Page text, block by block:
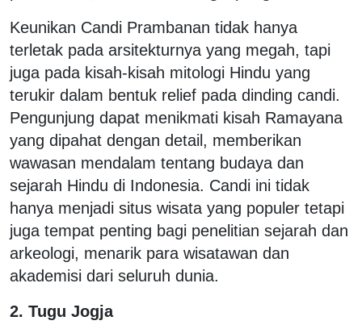
Keunikan Candi Prambanan tidak hanya
terletak pada arsitekturnya yang megah, tapi
juga pada kisah-kisah mitologi Hindu yang
terukir dalam bentuk relief pada dinding candi.
Pengunjung dapat menikmati kisah Ramayana
yang dipahat dengan detail, memberikan
wawasan mendalam tentang budaya dan
sejarah Hindu di Indonesia. Candi ini tidak
hanya menjadi situs wisata yang populer tetapi
juga tempat penting bagi penelitian sejarah dan
arkeologi, menarik para wisatawan dan
akademisi dari seluruh dunia.
2. Tugu Jogja